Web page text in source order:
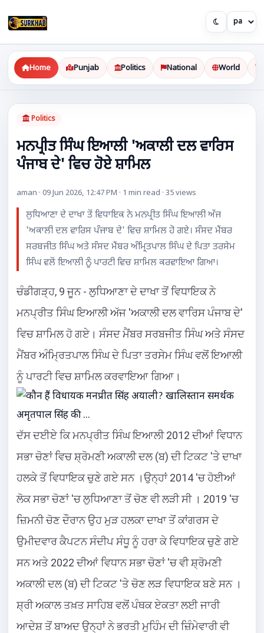
Home Punjab Politics National World
Politics
ਮਨਪ੍ਰੀਤ ਸਿੰਘ ਇਆਲੀ 'ਅਕਾਲੀ ਦਲ ਵਾਰਿਸ
ਪੰਜਾਬ ਦੇ' ਵਿਚ ਹੋਏ ਸ਼ਾਮਿਲ
aman · 09 Jun 2026, 12:47 PM · 1 min read · 35 views
ਲੁਧਿਆਣਾ ਦੇ ਦਾਖਾ ਤੋਂ ਵਿਧਾਇਕ ਨੇ ਮਨਪ੍ਰੀਤ ਸਿੰਘ ਇਆਲੀ ਅੱਜ
'ਅਕਾਲੀ ਦਲ ਵਾਰਿਸ ਪੰਜਾਬ ਦੇ' ਵਿਚ ਸ਼ਾਮਿਲ ਹੋ ਗਏ। ਸੰਸਦ ਮੈਂਬਰ
ਸਰਬਜੀਤ ਸਿੰਘ ਅਤੇ ਸੰਸਦ ਮੈਂਬਰ ਅੰਮ੍ਰਿਤਪਾਲ ਸਿੰਘ ਦੇ ਪਿਤਾ ਤਰਸੇਮ
ਸਿੰਘ ਵਲੋਂ ਇਆਲੀ ਨੂੰ ਪਾਰਟੀ ਵਿਚ ਸ਼ਾਮਿਲ ਕਰਵਾਇਆ ਗਿਆ।
ਚੰਡੀਗੜ੍ਹ, 9 ਜੂਨ - ਲੁਧਿਆਣਾ ਦੇ ਦਾਖਾ ਤੋਂ ਵਿਧਾਇਕ ਨੇ
ਮਨਪ੍ਰੀਤ ਸਿੰਘ ਇਆਲੀ ਅੱਜ 'ਅਕਾਲੀ ਦਲ ਵਾਰਿਸ ਪੰਜਾਬ ਦੇ'
ਵਿਚ ਸ਼ਾਮਿਲ ਹੋ ਗਏ। ਸੰਸਦ ਮੈਂਬਰ ਸਰਬਜੀਤ ਸਿੰਘ ਅਤੇ ਸੰਸਦ
ਮੈਂਬਰ ਅੰਮ੍ਰਿਤਪਾਲ ਸਿੰਘ ਦੇ ਪਿਤਾ ਤਰਸੇਮ ਸਿੰਘ ਵਲੋਂ ਇਆਲੀ
ਨੂੰ ਪਾਰਟੀ ਵਿਚ ਸ਼ਾਮਿਲ ਕਰਵਾਇਆ ਗਿਆ।
ਦੱਸ ਦਈਏ ਕਿ ਮਨਪ੍ਰੀਤ ਸਿੰਘ ਇਆਲੀ 2012 ਦੀਆਂ ਵਿਧਾਨ
ਸਭਾ ਚੋਣਾਂ ਵਿਚ ਸ਼੍ਰੋਮਣੀ ਅਕਾਲੀ ਦਲ (ਬ) ਦੀ ਟਿਕਟ 'ਤੇ ਦਾਖਾ
ਹਲਕੇ ਤੋਂ ਵਿਧਾਇਕ ਚੁਣੇ ਗਏ ਸਨ ।ਉਨ੍ਹਾਂ 2014 'ਚ ਹੋਈਆਂ
ਲੋਕ ਸਭਾ ਚੋਣਾਂ 'ਚ ਲੁਧਿਆਣਾ ਤੋਂ ਚੋਣ ਵੀ ਲੜੀ ਸੀ । 2019 'ਚ
ਜ਼ਿਮਨੀ ਚੋਣ ਦੌਰਾਨ ਉਹ ਮੁੜ ਹਲਕਾ ਦਾਖਾ ਤੋਂ ਕਾਂਗਰਸ ਦੇ
ਉਮੀਦਵਾਰ ਕੈਪਟਨ ਸੰਦੀਪ ਸੰਧੂ ਨੂੰ ਹਰਾ ਕੇ ਵਿਧਾਇਕ ਚੁਣੇ ਗਏ
ਸਨ ਅਤੇ 2022 ਦੀਆਂ ਵਿਧਾਨ ਸਭਾ ਚੋਣਾਂ 'ਚ ਵੀ ਸ਼੍ਰੋਮਣੀ
ਅਕਾਲੀ ਦਲ (ਬ) ਦੀ ਟਿਕਟ 'ਤੇ ਚੋਣ ਲੜ ਵਿਧਾਇਕ ਬਣੇ ਸਨ ।
ਸ਼੍ਰੀ ਅਕਾਲ ਤਖ਼ਤ ਸਾਹਿਬ ਵਲੋਂ ਪੰਥਕ ਏਕਤਾ ਲਈ ਜਾਰੀ
ਆਦੇਸ਼ ਤੋਂ ਬਾਅਦ ਉਨ੍ਹਾਂ ਨੇ ਭਰਤੀ ਮੁਹਿੰਮ ਦੀ ਜ਼ਿੰਮੇਵਾਰੀ ਵੀ